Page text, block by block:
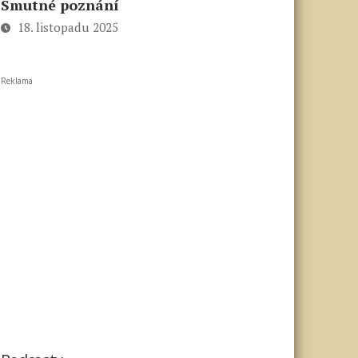
Smutné poznání
18. listopadu 2025
Reklama